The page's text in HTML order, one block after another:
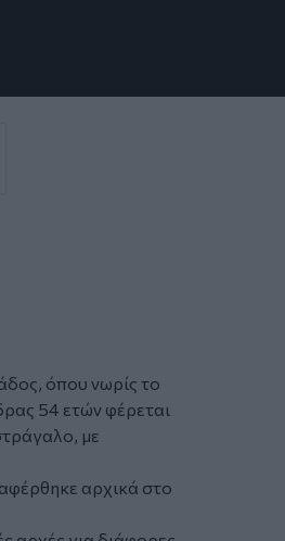
, όπου νωρίς το
54 ετών φέρεται
με
αρχικά στο